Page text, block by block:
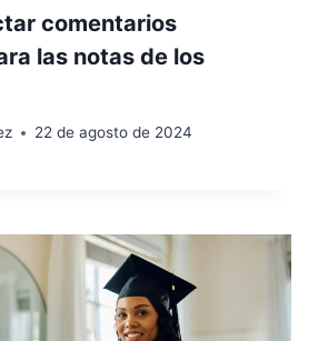
comentarios
las notas de los
22 de agosto de 2024